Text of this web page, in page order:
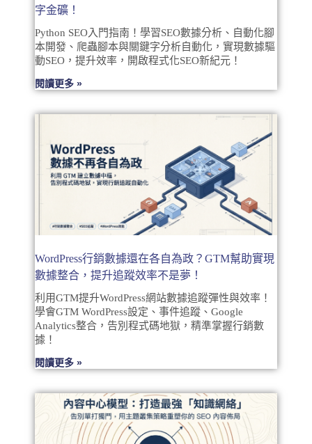
字金礦！
Python SEO入門指南！學習SEO數據分析、自動化腳
本開發、爬蟲腳本與關鍵字分析自動化，實現數據驅
動SEO，提升效率，開啟程式化SEO新紀元！
閱讀更多 »
WordPress行銷數據還在各自為政？GTM幫助實現
數據整合，提升追蹤效率不是夢！
利用GTM提升WordPress網站數據追蹤彈性與效率！
學會GTM WordPress設定、事件追蹤、Google
Analytics整合，告別程式碼地獄，精準掌握行銷數
據！
閱讀更多 »